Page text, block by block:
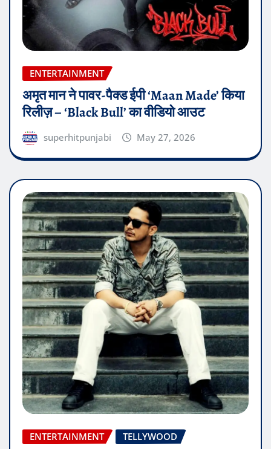
ENTERTAINMENT
अमृत मान ने पावर-पैक्ड ईपी ‘Maan Made’ किया
रिलीज़ – ‘Black Bull’ का वीडियो आउट
superhitpunjabi May 27, 2026
ENTERTAINMENT TELLYWOOD